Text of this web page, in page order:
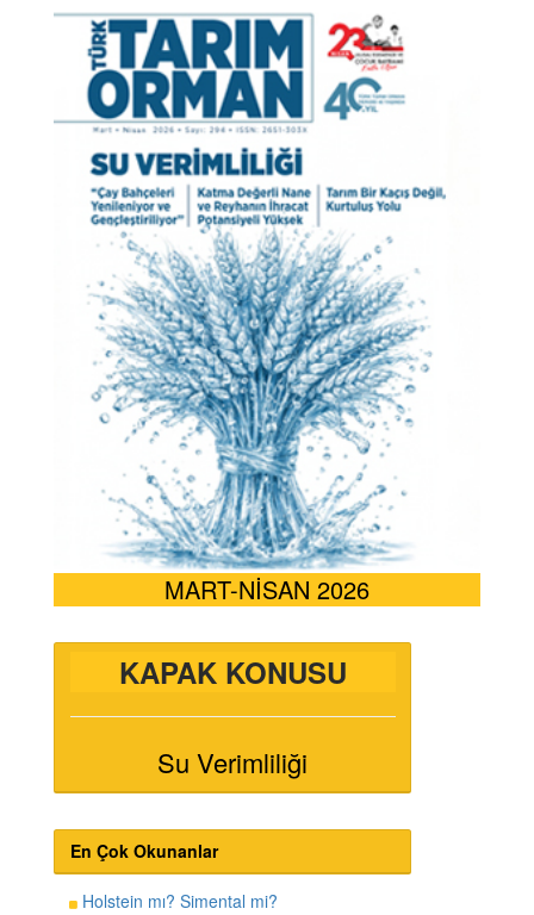
MART-NİSAN 2026
KAPAK KONUSU
Su Verimliliği
En Çok Okunanlar
Holstein mı? Simental mi?